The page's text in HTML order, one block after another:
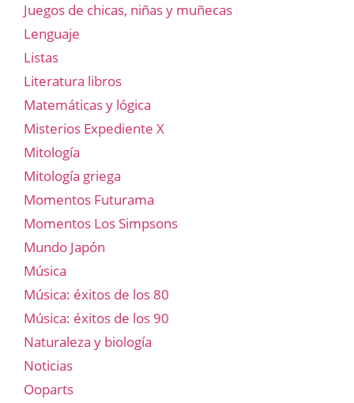
Juegos de chicas, niñas y muñecas
Lenguaje
Listas
Literatura libros
Matemáticas y lógica
Misterios Expediente X
Mitología
Mitología griega
Momentos Futurama
Momentos Los Simpsons
Mundo Japón
Música
Música: éxitos de los 80
Música: éxitos de los 90
Naturaleza y biología
Noticias
Ooparts